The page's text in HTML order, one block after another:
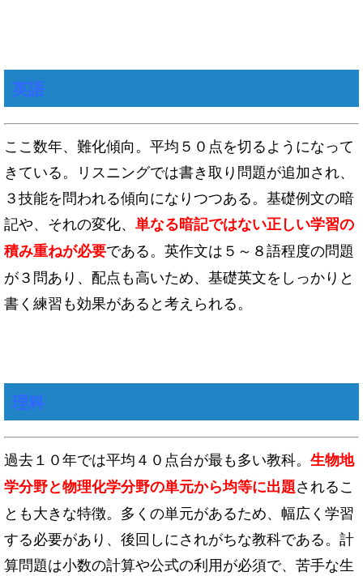
英語
ここ数年、難化傾向。平均５０点を切るようになって
きている。リスニングでは書き取り問題が追加され、
３技能を問われる傾向になりつつある。基礎例文の暗
記や、それの変化、 単なる暗記ではない正しい学習の
積み重ねが必要である。英作文は５～８語程度の問題
が３問あり、配点も高いため、基礎英文をしっかりと
書く練習も効果があると考えられる。
理科
過去１０年では平均４０点台が最も多い教科。 生物地
学分野と物理化学分野の単元から均等に出題されるこ
とも大きな特徴。多くの単元があるため、幅広く学習
する必要があり、後回しにされがちな教科である。計
算問題は小数の計算や公式の利用が必須で、苦手な生